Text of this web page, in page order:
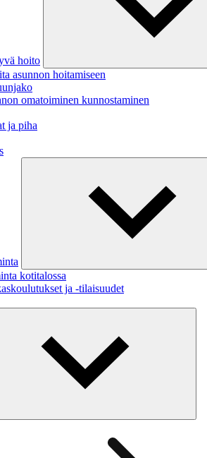
hoito
asunnon hoitamiseen
omatoiminen kunnostaminen
ja piha
kotitalossa
ja -tilaisuudet